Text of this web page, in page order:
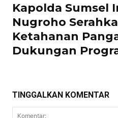
Kapolda Sumsel
Nugroho
Ketahanan
Dukungan
TINGGALKAN KOMENTAR